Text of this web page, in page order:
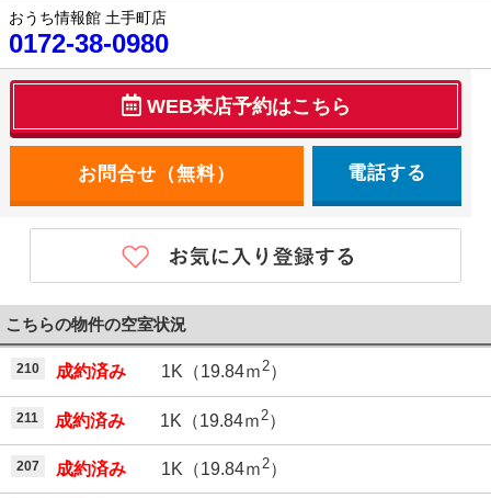
おうち情報館 土手町店
0172-38-0980
WEB来店予約はこちら
電話する
こちらの物件の空室状況
210 成約済み 1K（19.84ｍ2）
211 成約済み 1K（19.84ｍ 2）
207 成約済み 1K（19.84ｍ2）